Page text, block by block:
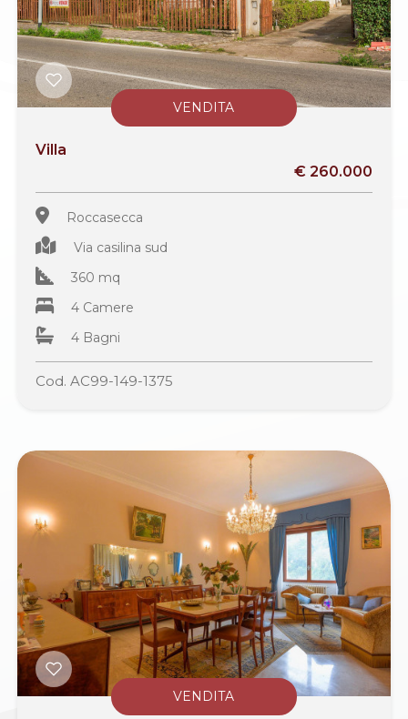
VENDITA
Villa
€ 260.000
Roccasecca
Via casilina sud
360 mq
4 Camere
4 Bagni
Cod. AC99-149-1375
VENDITA